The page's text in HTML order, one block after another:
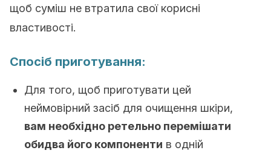
щоб суміш не втратила свої корисні
властивості.
Спосіб приготування:
Для того, щоб приготувати цей
неймовірний засіб для очищення шкіри,
вам необхідно ретельно перемішати
обидва його компоненти в одній